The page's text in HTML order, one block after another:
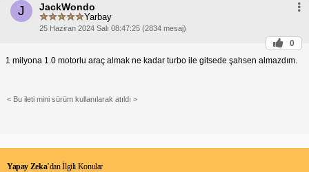
J JackWondo
Yarbay
25 Haziran 2024 Salı 08:47:25 (2834 mesaj)
0
1 milyona 1.0 motorlu araç almak ne kadar turbo ile gitsede şahsen almazdım.
< Bu ileti mini sürüm kullanılarak atıldı >
Yapay Zeka’dan İlgili Konular